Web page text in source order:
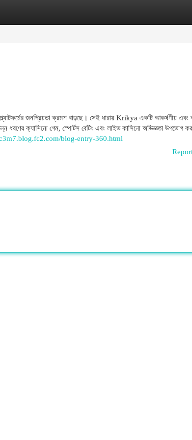
জনপ্রিয়তা ক্রমশ বাড়ছে। সেই ধারায় Krikya একটি আকর্ষণীয় এবং
ধরণের ক্যাসিনো গেম, স্পোর্টস বেটিং এবং লাইভ কাসিনো অভিজ্ঞতা উপভোগ
blog-entry-360.html